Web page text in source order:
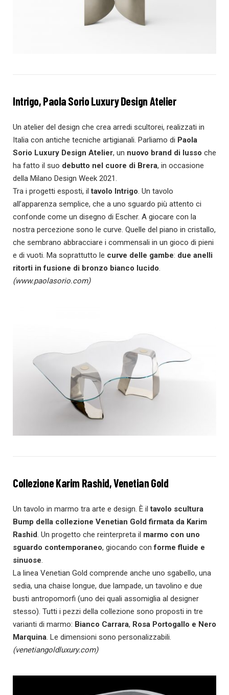
Intrigo, Paola Sorio Luxury Design Atelier
Un atelier del design che crea arredi scultorei, realizzati in
Italia con antiche tecniche artigianali. Parliamo di Paola
Sorio Luxury Design Atelier, un nuovo brand di lusso che
ha fatto il suo debutto nel cuore di Brera, in occasione
della Milano Design Week 2021.⁠
Tra i progetti esposti, iltavolo Intrigo. Un tavolo
all’apparenza semplice, che a uno sguardo più attento ci
confonde come un disegno di Escher. A giocare con la
nostra percezione sono le curve. Quelle del piano in cristallo,
che sembrano abbracciare i commensali in un gioco di pieni
e di vuoti. Ma soprattutto le curve delle gambe: due anelli
ritorti in fusione di bronzo bianco lucido.
(www.paolasorio.com)
Collezione Karim Rashid, Venetian Gold
Un tavolo in marmo tra arte e design. È iltavolo scultura
Bump della collezione Venetian Gold firmata da Karim
Rashid. Un progetto che reinterpreta il marmo con uno
sguardo contemporaneo, giocando conforme fluide e
sinuose.
La linea Venetian Gold comprende anche uno sgabello, una
sedia, una chaise longue, due lampade, un tavolino e due
busti antropomorfi (uno dei quali assomiglia al designer
stesso). Tutti i pezzi della collezione sono proposti in tre
varianti di marmo: Bianco Carrara, Rosa Portogallo e Nero
Marquina. Le dimensioni sono personalizzabili.
(venetiangoldluxury.com)